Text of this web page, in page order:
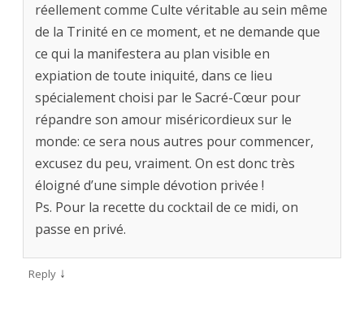
réellement comme Culte véritable au sein même
de la Trinité en ce moment, et ne demande que
ce qui la manifestera au plan visible en
expiation de toute iniquité, dans ce lieu
spécialement choisi par le Sacré-Cœur pour
répandre son amour miséricordieux sur le
monde: ce sera nous autres pour commencer,
excusez du peu, vraiment. On est donc très
éloigné d’une simple dévotion privée !
Ps. Pour la recette du cocktail de ce midi, on
passe en privé.
Reply ↓